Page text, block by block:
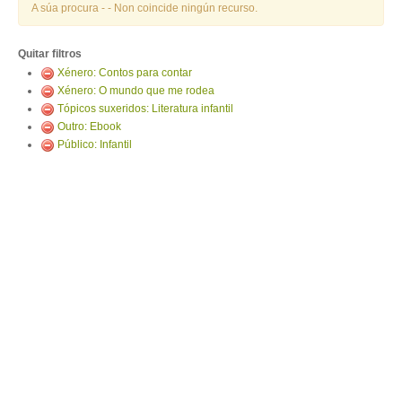
A súa procura - - Non coincide ningún recurso.
Quitar filtros
Xénero: Contos para contar
Xénero: O mundo que me rodea
Tópicos suxeridos: Literatura infantil
Outro: Ebook
Público: Infantil